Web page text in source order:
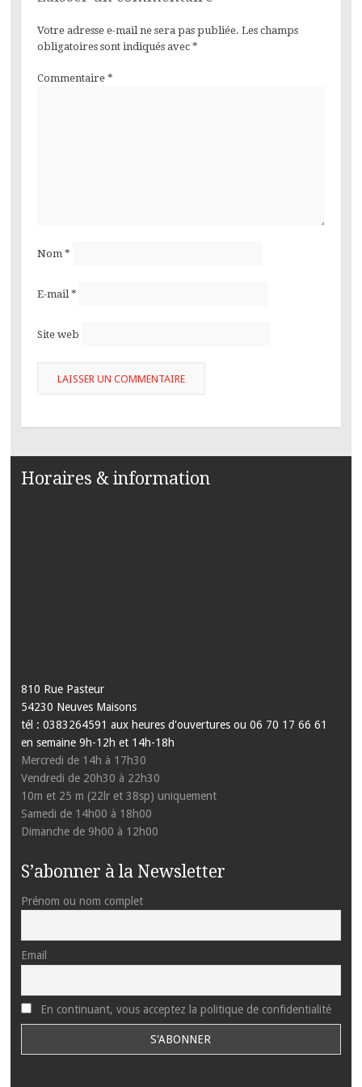
Votre adresse e-mail ne sera pas publiée. Les champs
obligatoires sont indiqués avec *
Commentaire *
Nom *
E-mail *
Site web
Horaires & information
810 Rue Pasteur
54230 Neuves Maisons
tél : 0383264591 aux heures d'ouvertures ou 06 70 17 66 61
en semaine 9h-12h et 14h-18h
Mercredi de 14h à 17h30
Vendredi de 20h30 à 22h30
10m et 25 m (22lr et 38sp) uniquement
Samedi de 14h00 à 18h00
Dimanche de 9h00 à 12h00
S’abonner à la Newsletter
Prénom ou nom complet
Email
En continuant, vous acceptez la politique de confidentialité